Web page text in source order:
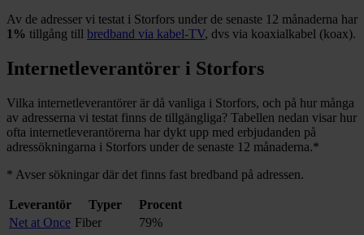
Av de adresser vi testat i Storfors under de senaste 12 månaderna har
1% tillgång till bredband via kabel-TV, dvs via koaxialkabel (koax).
Internetleverantörer i Storfors
Vilka internetleverantörer är då vanliga i Storfors, och på hur många
av adresserna vi testat finns de tillgängliga? Tabellen nedan visar hur
ofta internetleverantörerna har dykt upp med erbjudanden på
adressökningarna i Storfors under de senaste 12 månaderna.*
* Avser sökningar där det finns fast bredband på adressen.
Leverantör Typer
Procent
Net at Once Fiber
79%